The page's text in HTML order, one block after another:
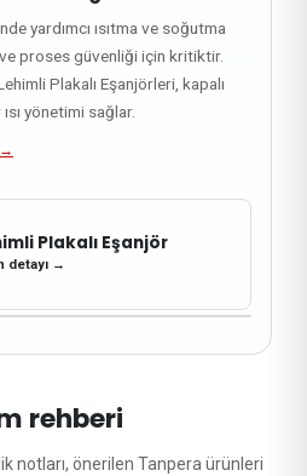
yardımcı ısıtma ve soğutma
proses güvenliği için kritiktir.
Plakalı Eşanjörleri, kapalı
yönetimi sağlar.
→
Plakalı Eşanjör
detayı →
rehberi
notları, önerilen Tanpera ürünleri